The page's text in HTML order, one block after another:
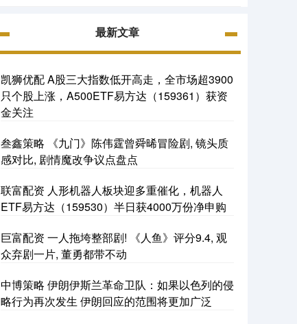
最新文章
凯狮优配 A股三大指数低开高走，全市场超3900
只个股上涨，A500ETF易方达（159361）获资
金关注
叁鑫策略 《九门》陈伟霆曾舜晞冒险剧, 镜头质
感对比, 剧情魔改争议点盘点
联富配资 人形机器人板块迎多重催化，机器人
ETF易方达（159530）半日获4000万份净申购
巨富配资 一人拖垮整部剧! 《人鱼》评分9.4, 观
众弃剧一片, 董勇都带不动
中博策略 伊朗伊斯兰革命卫队：如果以色列的侵
略行为再次发生 伊朗回应的范围将更加广泛